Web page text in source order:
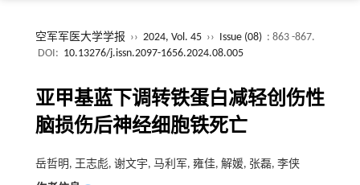
空军军医大学学报 ›› 2024, Vol. 45 ›› Issue (08) : 863 -867.
DOI: 10.13276/j.issn.2097-1656.2024.08.005
亚甲基蓝下调转铁蛋白减轻创伤性
脑损伤后神经细胞铁死亡
岳哲明, 王志彪, 谢文宇, 马利军, 雍佳, 解媛, 张磊, 李侠